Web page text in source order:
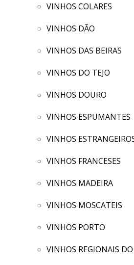
VINHOS COLARES
VINHOS DÃO
VINHOS DAS BEIRAS
VINHOS DO TEJO
VINHOS DOURO
VINHOS ESPUMANTES
VINHOS
VINHOS FRANCESES
VINHOS MADEIRA
VINHOS MOSCATEIS
VINHOS PORTO
VINHOS REGIONAIS